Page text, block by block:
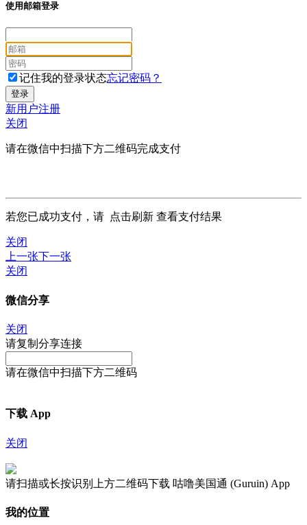
使用邮箱登录
记住我的登录状态忘记密码？
新用户注册
关闭
请在微信中扫描下方二维码完成支付
若您已成功支付，请 点击刷新 查看支付结果
关闭
上一张下一张
关闭
微信分享
关闭
请复制分享连接
请在微信中扫描下方二维码
下载 App
关闭
请扫描或长按识别上方二维码下载 咕噜美国通 (Guruin) App
我的位置